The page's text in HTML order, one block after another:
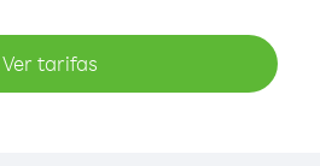
Ver tarifas